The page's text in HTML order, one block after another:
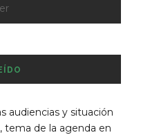
audiencias y situación
tema de la agenda en